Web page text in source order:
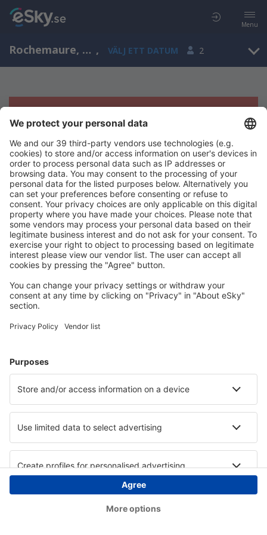
Menu
Rochemaure, Rhone-Alpes, Frankrike , VÄLJ ETT DATUM 2
Tyvärr, inga resultat för denna sökning
Försök att söka med andra kriterier
Copyright © eSky.se. Alla rättigheter förbehålls.